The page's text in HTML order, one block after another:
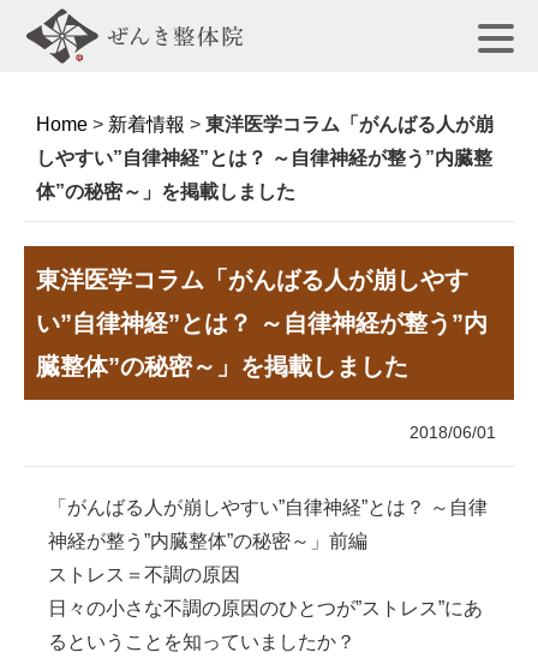
Home > 新着情報 > 東洋医学コラム「がんばる人が崩
しやすい”自律神経”とは？ ～自律神経が整う”内臓整
体”の秘密～」を掲載しました
東洋医学コラム「がんばる人が崩しやす
い”自律神経”とは？ ～自律神経が整う”内
臓整体”の秘密～」を掲載しました
2018/06/01
「がんばる人が崩しやすい”自律神経”とは？ ～自律
神経が整う”内臓整体”の秘密～」前編
ストレス＝不調の原因
日々の小さな不調の原因のひとつが”ストレス”にあ
るということを知っていましたか？